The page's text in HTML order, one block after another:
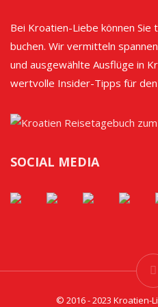
Bei Kroatien-Liebe können
buchen. Wir vermitteln
und ausgewählte Ausflüge in
wertvolle Insider-Tipps für
SOCIAL MEDIA
© 2016 - 2023 Kroatien-